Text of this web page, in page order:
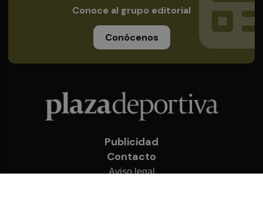
Conoce al grupo editorial
Conócenos
Publicidad
Contacto
Aviso legal